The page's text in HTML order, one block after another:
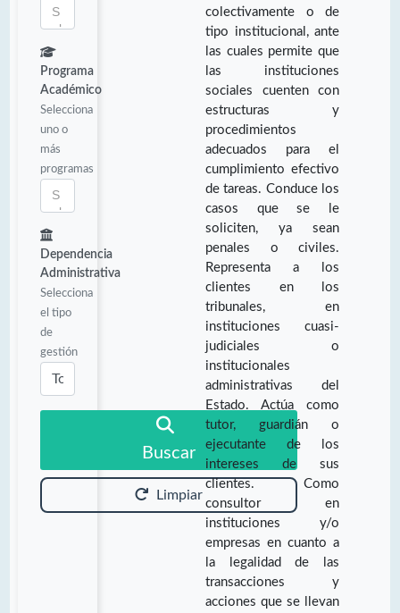
Programa
Académico
Selecciona
uno o
más
programas
Dependencia
Administrativa
Selecciona
el tipo
de
gestión
Buscar
Limpiar
colectivamente o de
tipo institucional, ante
las cuales permite que
las instituciones
sociales cuenten con
estructuras y
procedimientos
adecuados para el
cumplimiento efectivo
de tareas. Conduce los
casos que se le
soliciten, ya sean
penales o civiles.
Representa a los
clientes en los
tribunales, en
instituciones cuasi-
judiciales o
institucionales
administrativas del
Estado. Actúa como
tutor, guardián o
ejecutante de los
intereses de sus
clientes. Como
consultor en
instituciones y/o
empresas en cuanto a
la legalidad de las
transacciones y
acciones que se llevan